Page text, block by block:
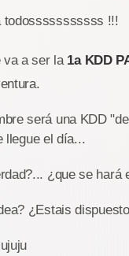
todosssssssssss !!!
va a ser la 1a KDD
será una KDD
llegue el día...
¿que se
¿Estais